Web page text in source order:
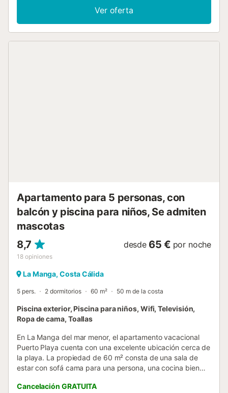
cocina de planta abierta con puertas de patio a dos lados
que dan a la terraza y al área de la piscina. Una de las
grandes características de esta villa es el espacio exterior,
Ver oferta
Apartamento para 5 personas, con
balcón y piscina para niños, Se admiten
mascotas
8,7
18 opiniones
desde 65 € por noche
La Manga, Costa Cálida
5 pers. 2 dormitorios 60 m² 50 m de la costa
Piscina exterior, Piscina para niños, Wifi, Televisión,
Ropa de cama, Toallas
En La Manga del mar menor, el apartamento vacacional
Puerto Playa cuenta con una excelente ubicación cerca de
la playa. La propiedad de 60 m² consta de una sala de
estar con sofá cama para una persona, una cocina bien
5 personas. Los servicios adicionales incluyen Wi-Fi de alta
Cancelación GRATUITA